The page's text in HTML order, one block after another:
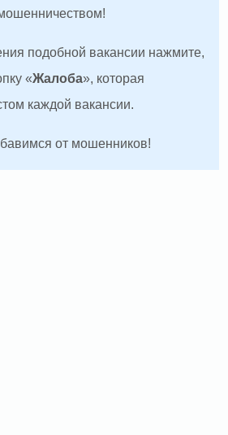
подобной вакансии нажмите,
«Жалоба», которая
каждой вакансии.
от мошенников!